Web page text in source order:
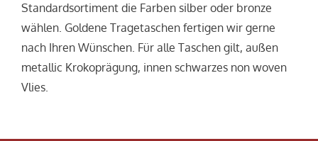
Standardsortiment die Farben silber oder bronze
wählen. Goldene Tragetaschen fertigen wir gerne
nach Ihren Wünschen. Für alle Taschen gilt, außen
metallic Krokoprägung, innen schwarzes non woven
Vlies.